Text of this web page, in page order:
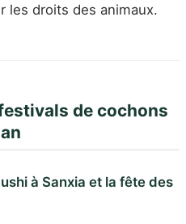
les droits des animaux.
de cochons
à Sanxia et la fête des